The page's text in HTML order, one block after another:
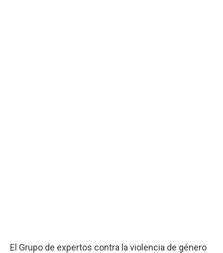
El Grupo de expertos contra la violencia de género